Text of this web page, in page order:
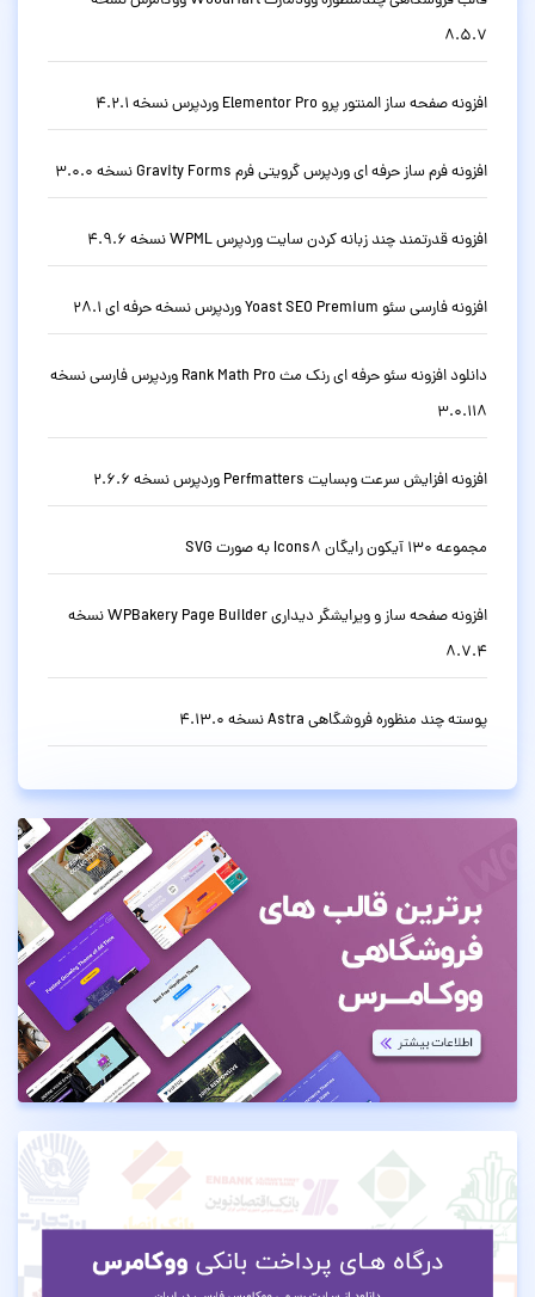
8.5.7
افزونه صفحه ساز المنتور پرو Elementor Pro وردپرس نسخه 4.2.1
افزونه فرم ساز حرفه ای وردپرس گرویتی فرم Gravity Forms نسخه 3.0.0
افزونه قدرتمند چند زبانه کردن سایت وردپرس WPML نسخه 4.9.6
افزونه فارسی سئو Yoast SEO Premium وردپرس نسخه حرفه ای 28.1
دانلود افزونه سئو حرفه ای رنک مث Rank Math Pro وردپرس فارسی نسخه
3.0.118
افزونه افزایش سرعت وبسایت Perfmatters وردپرس نسخه 2.6.6
مجموعه 130 آیکون رایگان Icons8 به صورت SVG
افزونه صفحه ساز و ویرایشگر دیداری WPBakery Page Builder نسخه
8.7.4
پوسته چند منظوره فروشگاهی Astra نسخه 4.13.0